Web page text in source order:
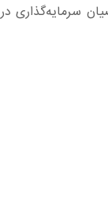
سرمایه‌گذاری در